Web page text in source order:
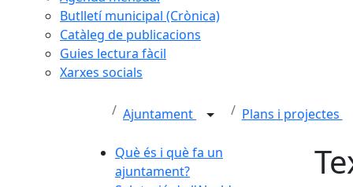
Butlletí municipal (Crònica)
Catàleg de publicacions
Guies lectura fàcil
Xarxes socials
Ajuntament Plans i projectes
Què és i què fa un
ajuntament?